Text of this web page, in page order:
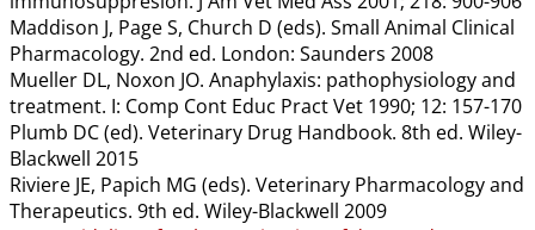
Maddison J, Page S, Church D (eds). Small Animal Clinical
Pharmacology. 2nd ed. London: Saunders 2008
Mueller DL, Noxon JO. Anaphylaxis: pathophysiology and
treatment. I: Comp Cont Educ Pract Vet 1990; 12: 157-170
Plumb DC (ed). Veterinary Drug Handbook. 8th ed. Wiley-
Blackwell 2015
Riviere JE, Papich MG (eds). Veterinary Pharmacology and
Therapeutics. 9th ed. Wiley-Blackwell 2009